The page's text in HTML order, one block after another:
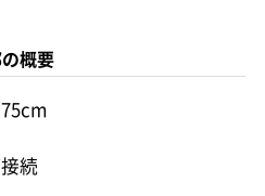
概要
続